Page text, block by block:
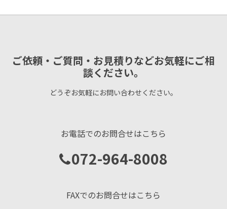
ご依頼・ご質問・お見積りなどお気軽にご相
談ください。
どうぞお気軽にお問い合わせください。
お電話でのお問合せはこちら
072-964-8008
FAXでのお問合せはこちら